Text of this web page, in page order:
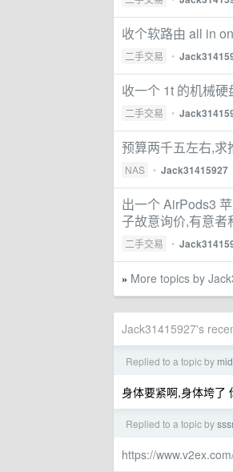
收个软路由 all in
二手交易 •
收一个 1t 的机械
二手交易 •
预算两千五左右,求
NAS • Jack31415927
出一个 AirPods3
子故意询价,有意者
二手交易 •
» More topics by
Jack31415927's
Replied to a topic by
身体要紧啊,身体垮了
Replied to a topic by
https://